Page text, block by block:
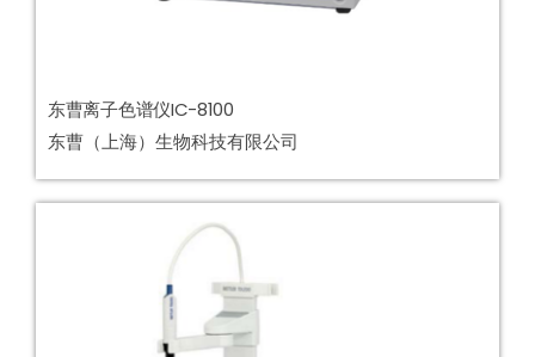
东曹离子色谱仪IC-8100
东曹（上海）生物科技有限公司